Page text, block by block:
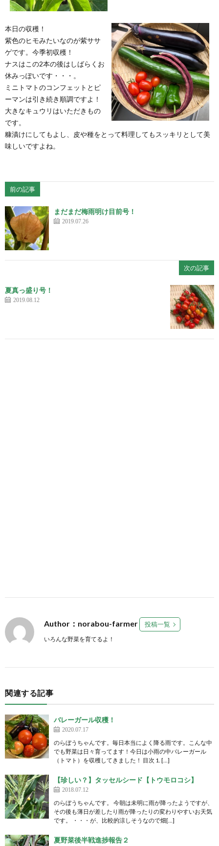
本日の収穫！
紫色のヒモみたいなのが紫ササ
ゲです。今季初収穫！
ナスはこの2本の後はしばらくお
休みっぽいです・・・。
ミニトマトのコンフェットとピ
ーマンは引き続き順調ですよ！
大きなキュウリはいただきもの
です。
糠漬けにしてもよし、皮や種をとって料理してもスッキリとして美
味しいですよね。
前の記事
まだまだ梅雨明け目前号！
2019.07.26
次の記事
夏真っ盛り号！
2019.08.12
Author：norabou-farmer 投稿一覧
いろんな野菜を育てるよ！
関連する記事
バレーガール収穫！
2020.07.17
のらぼうちゃんです。毎日本当によく降る雨です。こんな中
でも野菜は日々育ってます！今日は小雨の中バレーガール
（トマト）を収穫してきました！ 目次 1. […]
【珍しい？】タッセルシード【トウモロコシ】
2018.07.12
のらぼうちゃんです。 今朝は未明に雨が降ったようですが、
その後も薄日が差したり雨が降ったりの変わりやすいお天気
です。 ・・・が、比較的涼しそうなので畑[…]
夏野菜後半戦進捗報告２